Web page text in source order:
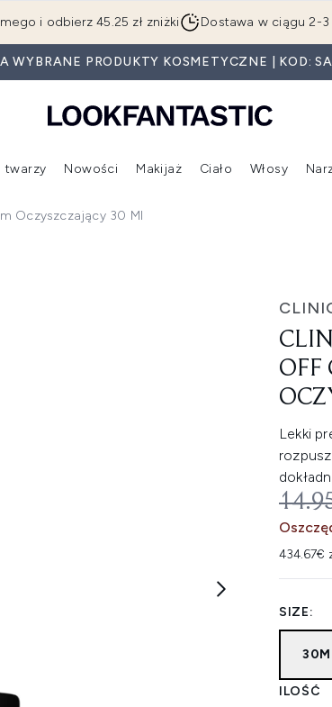
Przejdź do głównej treści
i odbierz 45.25 zł zniżki Dostawa w ciągu 2-
WYBRANE PRODUKTY KOSMETYCZNE | KOD:
do podmenu (Beauty Box)
Wejdź do podmenu (Marki)
twarzy
Wejdź do podmenu (Pielęgnacja twarzy)
Nowości
Wejdź do podmenu (Nowości)
Makijaż
Wejdź
Ciało Włosy
Oczyszczający 30 Ml
OFF
Lekki
434.67€
SIZE:
ILOŚĆ